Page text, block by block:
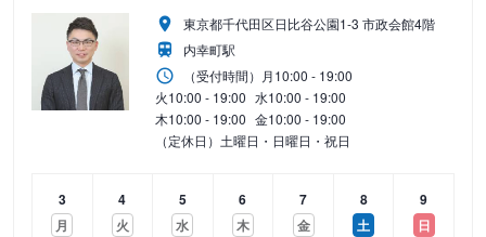
東京都千代田区日比谷公園1-3 市政会館4階
内幸町駅
（受付時間） 月10:00 - 19:00
火10:00 - 19:00 水10:00 - 19:00
木10:00 - 19:00 金10:00 - 19:00
（定休日）土曜日・日曜日・祝日
3
月
4
火
5
水
6
木
7
金
8
土
9
日